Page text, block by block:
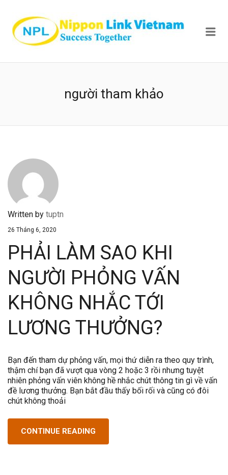
người tham khảo
Written by tuptn
26 Tháng 6, 2020
PHẢI LÀM SAO KHI
NGƯỜI PHỎNG VẤN
KHÔNG NHẮC TỚI
LƯƠNG THƯỞNG?
Bạn đến tham dự phỏng vấn, mọi thứ diễn ra theo quy trình,
thậm chí bạn đã vượt qua vòng 2 hoặc 3 rồi nhưng tuyệt
nhiên phỏng vấn viên không hề nhắc chút thông tin gì về vấn
đề lương thưởng. Bạn bắt đầu thấy bối rối và cũng có đôi
chút không thoải
CONTINUE READING